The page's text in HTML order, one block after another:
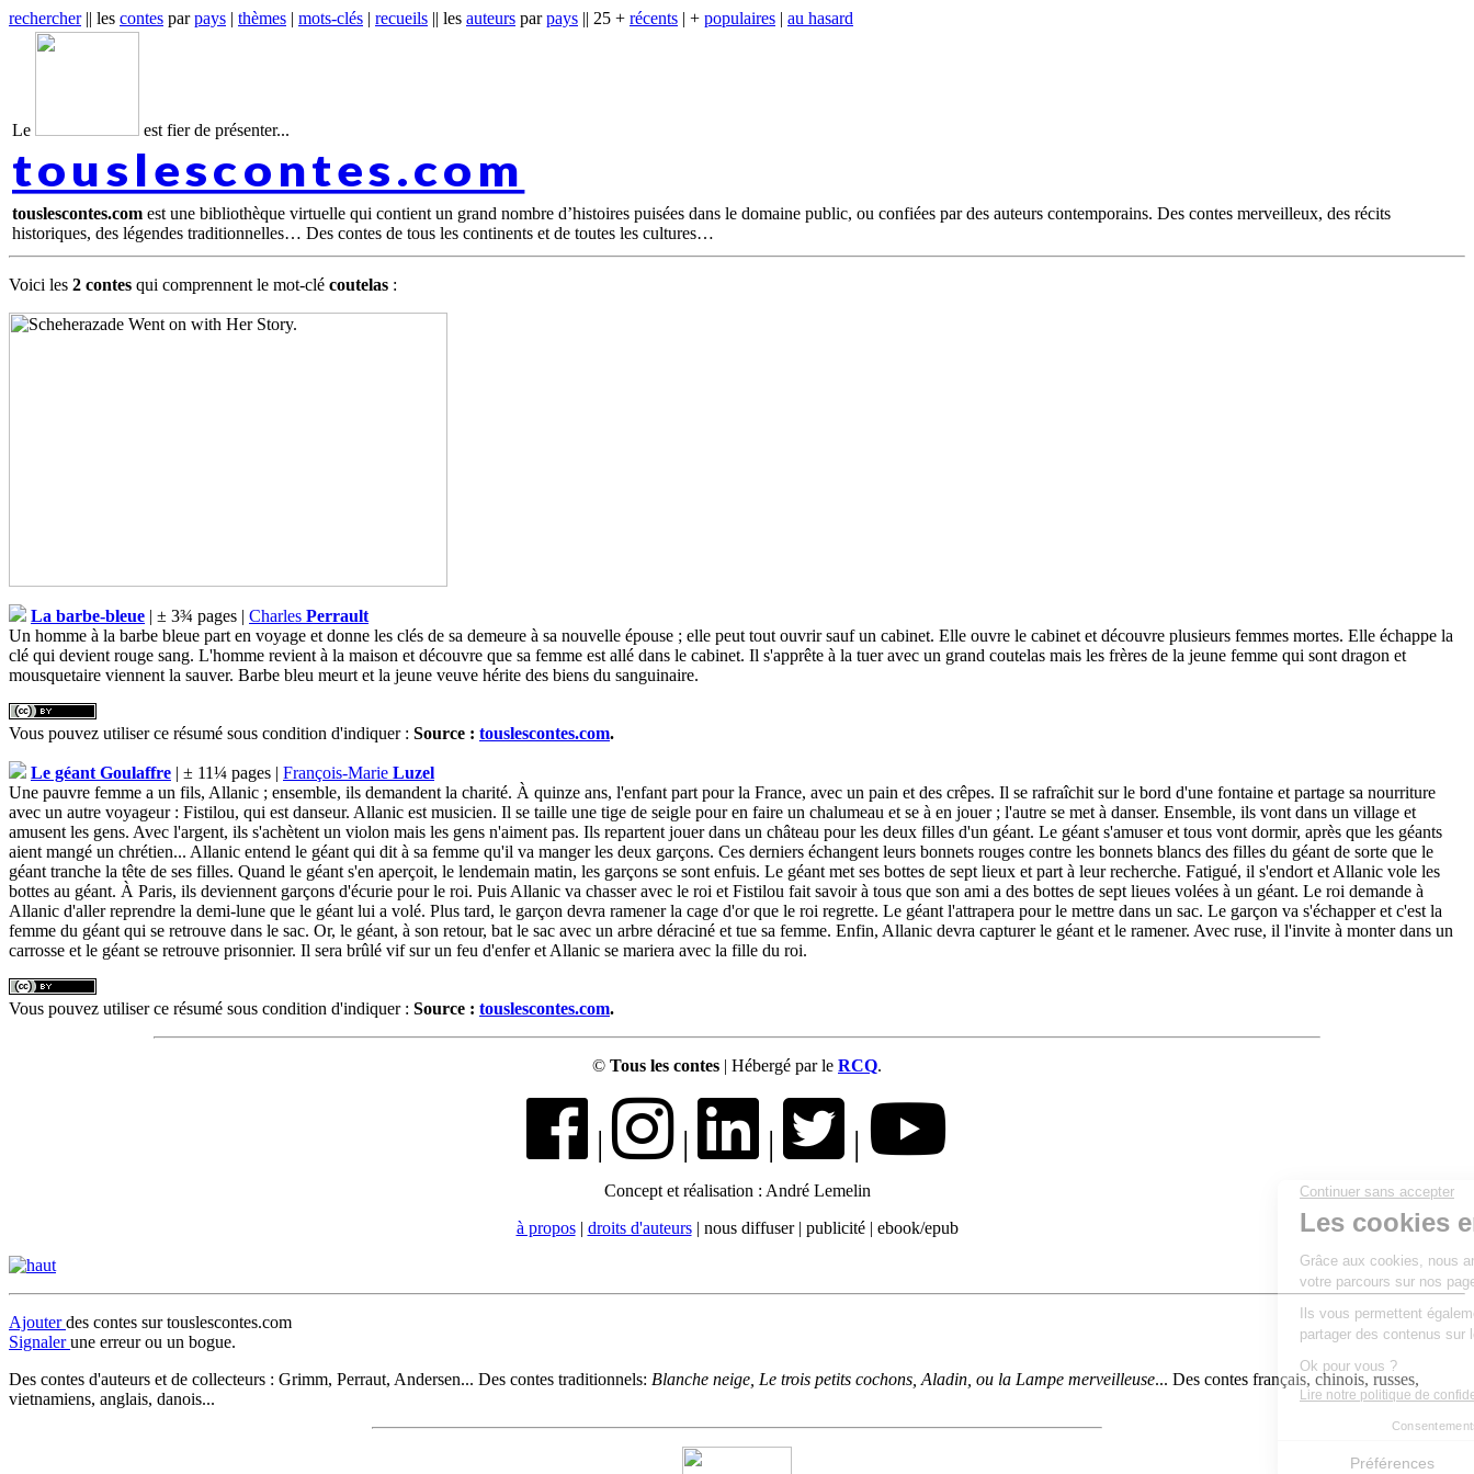
rechercher|| les contes parpays | thèmes | mots-clés | recueils || les auteurs parpays || 25 + récents | + populaires | au hasard
Le est fier de présenter...
touslescontes.com
touslescontes.com est une bibliothèque virtuelle qui contient un grand nombre d’histoires puisées dans le domaine public, ou confiées par des auteurs contemporains. Des contes merveilleux, des récits
historiques, des légendes traditionnelles… Des contes de tous les continents et de toutes les cultures
Voici les 2 contes qui comprennent le mot-clé coutelas :
La barbe-bleue | ± 3¾ pages | Charles Perrault
Un homme à la barbe bleue part en voyage et donne les clés de sa demeure à sa nouvelle épouse ; elle peut tout ouvrir sauf un cabinet. Elle ouvre le cabinet et découvre plusieurs femmes mortes. Elle échappe la
clé qui devient rouge sang. L'homme revient à la maison et découvre que sa femme est allé dans le cabinet. Il s'apprête à la tuer avec un grand coutelas mais les frères de la jeune femme qui sont dragon et
mousquetaire viennent la sauver. Barbe bleu meurt et la jeune veuve hérite des biens du sanguinaire.
Vous pouvez utiliser ce résumé sous condition d'indiquer : Source : touslescontes.com.
Le géant Goulaffre | ± 11¼ pages | François-Marie Luzel
Une pauvre femme a un fils, Allanic ; ensemble, ils demandent la charité. À quinze ans, l'enfant part pour la France, avec un pain et des crêpes. Il se rafraîchit sur le bord d'une fontaine et partage sa nourriture
avec un autre voyageur : Fistilou, qui est danseur. Allanic est musicien. Il se taille une tige de seigle pour en faire un chalumeau et se à en jouer ; l'autre se met à danser. Ensemble, ils vont dans un village et
amusent les gens. Avec l'argent, ils s'achètent un violon mais les gens n'aiment pas. Ils repartent jouer dans un château pour les deux filles d'un géant. Le géant s'amuser et tous vont dormir, après que les géants
aient mangé un chrétien... Allanic entend le géant qui dit à sa femme qu'il va manger les deux garçons. Ces derniers échangent leurs bonnets rouges contre les bonnets blancs des filles du géant de sorte que le
géant tranche la tête de ses filles. Quand le géant s'en aperçoit, le lendemain matin, les garçons se sont enfuis. Le géant met ses bottes de sept lieux et part à leur recherche. Fatigué, il s'endort et Allanic vole les
bottes au géant. À Paris, ils deviennent garçons d'écurie pour le roi. Puis Allanic va chasser avec le roi et Fistilou fait savoir à tous que son ami a des bottes de sept lieues volées à un géant. Le roi demande à
Allanic d'aller reprendre la demi-lune que le géant lui a volé. Plus tard, le garçon devra ramener la cage d'or que le roi regrette. Le géant l'attrapera pour le mettre dans un sac. Le garçon va s'échapper et c'est la
femme du géant qui se retrouve dans le sac. Or, le géant, à son retour, bat le sac avec un arbre déraciné et tue sa femme. Enfin, Allanic devra capturer le géant et le ramener. Avec ruse, il l'invite à monter dans un
carrosse et le géant se retrouve prisonnier. Il sera brûlé vif sur un feu d'enfer et Allanic se mariera avec la fille du roi.
Vous pouvez utiliser ce résumé sous condition d'indiquer : Source : touslescontes.com.
© Tous les contes | Hébergé par le RCQ.
| | | |
Concept et réalisation : André Lemelin
à propos| droits d'auteurs| nous diffuser | publicité | ebook/epub
Ajouterdes contes sur touslescontes.com
Signalerune erreur ou un bogue.
Des contes d'auteurs et de collecteurs : Grimm, Perraut, Andersen... Des contes traditionnels: Blanche neige, Le trois petits cochons, Aladin, ou la Lampe merveilleuse... Des contes français, chinois, russes,
vietnamiens, anglais, danois...